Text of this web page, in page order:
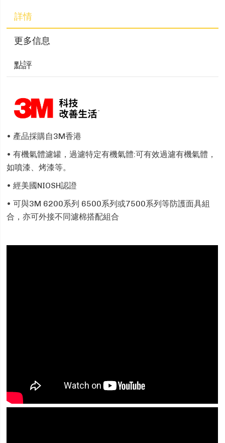
詳情
更多信息
點評
• 產品採購自3M香港
• 有機氣體濾罐，過濾特定有機氣體:可有效過濾有機氣體，
如噴漆、烤漆等。
• 經美國NIOSH認證
• 可與3M 6200系列 6500系列或7500系列等防護面具組
合，亦可外接不同濾棉搭配組合